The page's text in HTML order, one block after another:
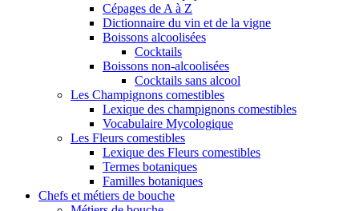
Cépages de A à Z
Dictionnaire du vin et de la vigne
Boissons alcoolisées
Cocktails
Boissons non-alcoolisées
Cocktails sans alcool
Les Champignons comestibles
Lexique des champignons comestibles
Vocabulaire Mycologique
Les Fleurs comestibles
Lexique des Fleurs comestibles
Termes botaniques
Familles botaniques
Chefs et métiers de bouche